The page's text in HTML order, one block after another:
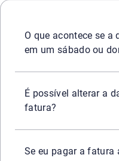
O que acontece se a
em um sábado ou
É possível alterar a
fatura?
Se eu pagar a fatura